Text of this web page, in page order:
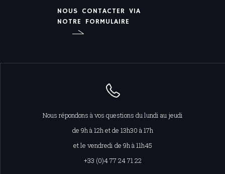
NOUS CONTACTER VIA
NOTRE FORMULAIRE
Nous répondons à vos questions du lundi au jeudi
de 9h à 12h et de 13h30 à 17h
et le vendredi de 9h à 11h45
+33 (0)4 77 24 71 22